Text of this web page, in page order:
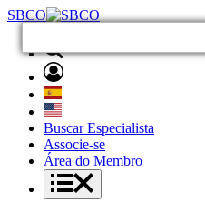
SBCO
Buscar Especialista
Associe-se
Área do Membro